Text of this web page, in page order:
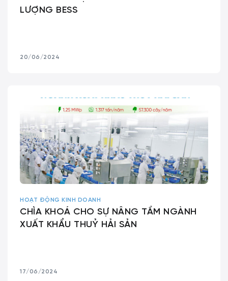
LƯỢNG BESS
20/06/2024
HOẠT ĐỘNG KINH DOANH
CHÌA KHOÁ CHO SỰ NÂNG TẦM NGÀNH
XUẤT KHẨU THUỶ HẢI SẢN
17/06/2024